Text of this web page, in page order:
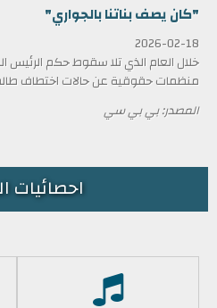
"كان يصف بناتنا بالجواري"
2026-02-18
خلال العام الذي تلا سقوط حكم الرئيس
منظمات حقوقية عن حالات اختطاف
المصدر: بي بي سي
احصائيات